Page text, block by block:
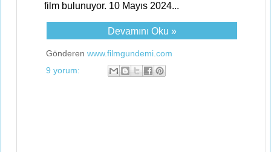
film bulunuyor. 10 Mayıs 2024...
Devamını Oku »
Gönderen www.filmgundemi.com
9 yorum: